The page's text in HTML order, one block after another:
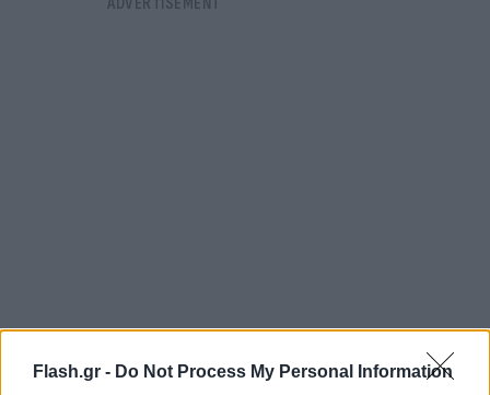
Flash.gr - Do Not Process My Personal Information
Η Μέτζου με απολογισμό τρεις νίκες σε τέσσερις